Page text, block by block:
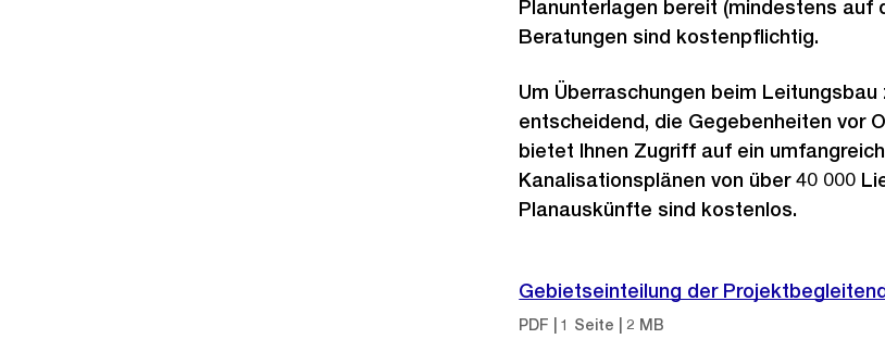
Planunterlagen bereit (mindestens auf
Beratungen sind kostenpflichtig.
Um Überraschungen beim
entscheidend, die Gegebenheiten vor
bietet Ihnen Zugriff auf ein
Kanalisationsplänen von über 40 000
Planauskünfte sind kostenlos.
Gebietseinteilung der
PDF | 1 Seite | 2 MB